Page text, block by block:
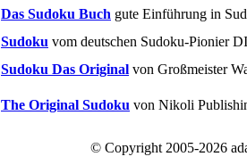
Das Sudoku Buch gute Einführung in
Sudoku vom deutschen Sudoku-Pionier
Sudoku Das Original von Großmeister
The Original Sudoku von Nikoli
© Copyright 2005-2026